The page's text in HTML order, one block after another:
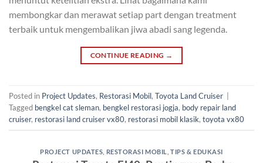
membongkar dan merawat setiap part dengan treatment
terbaik untuk mengembalikan jiwa abadi sang legenda.
CONTINUE READING →
Posted in Project Updates, Restorasi Mobil, Toyota Land Cruiser
Tagged bengkel cat sleman, bengkel restorasi jogja, body repair land
cruiser, restorasi land cruiser vx80, restorasi mobil klasik, toyota vx80
PROJECT UPDATES RESTORASI MOBIL ,TIPS & EDUKASI